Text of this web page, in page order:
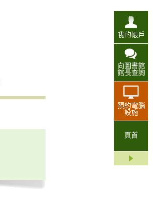
我的帳戶
向圖書館
館長查詢
預約電腦
設施
頁首